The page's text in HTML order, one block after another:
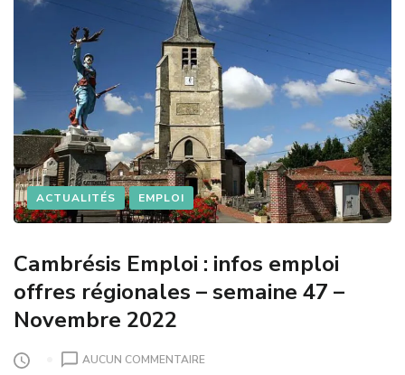
ACTUALITÉS EMPLOI
Cambrésis Emploi : infos emploi
offres régionales – semaine 47 –
Novembre 2022
AUCUN COMMENTAIRES